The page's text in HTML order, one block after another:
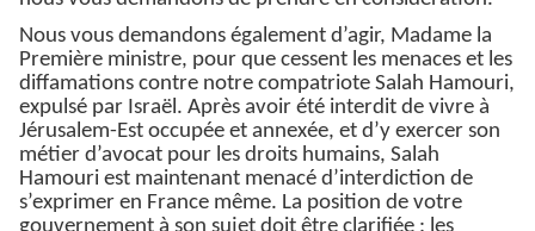
Nous vous demandons également d’agir, Madame la
Première ministre, pour que cessent les menaces et les
diffamations contre notre compatriote Salah Hamouri,
expulsé par Israël. Après avoir été interdit de vivre à
Jérusalem-Est occupée et annexée, et d’y exercer son
métier d’avocat pour les droits humains, Salah
Hamouri est maintenant menacé d’interdiction de
s’exprimer en France même. La position de votre